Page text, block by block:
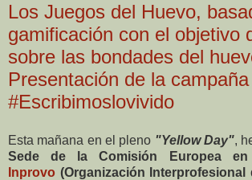
Los Juegos del Huevo,
gamificación con el objetivo
sobre las bondades del
Presentación de la campaña
#Escribimoslovivido
Esta mañana en el pleno "Yellow Day",
Sede de la Comisión Europea en
Inprovo (Organización